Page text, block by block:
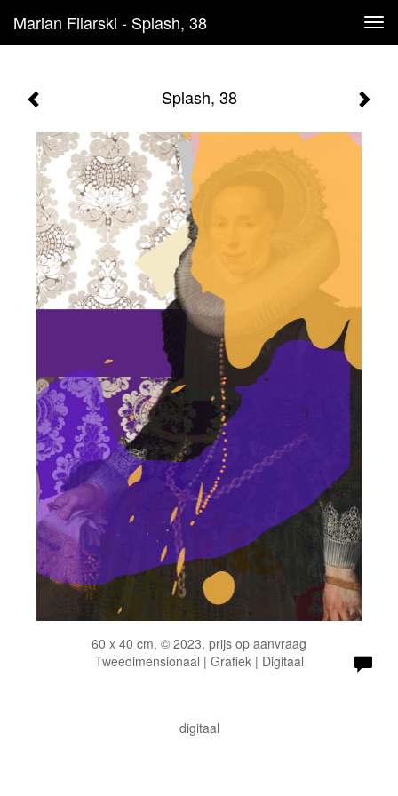
Marian Filarski - Splash, 38
Splash, 38
60 x 40 cm, © 2023, prijs op aanvraag
Tweedimensionaal | Grafiek | Digitaal
digitaal